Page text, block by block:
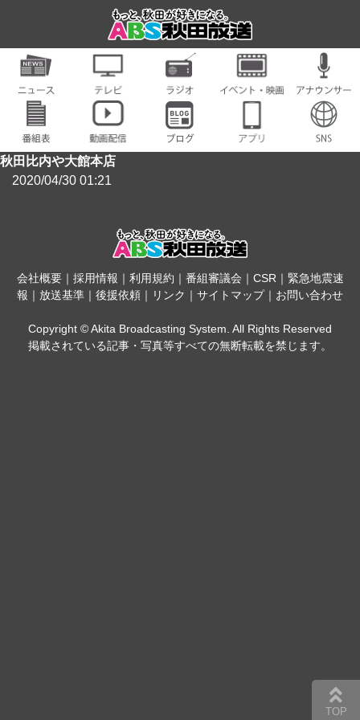
秋田比内や大館本店
2020/04/30 01:21
会社概要｜ 採用情報 ｜ 利用規約 ｜ 番組審議会 ｜ CSR｜ 緊急地震速
報 ｜ 放送基準 ｜ 後援依頼 ｜ リンク ｜ サイトマップ｜ お問い合わせ
Copyright © Akita Broadcasting System. All Rights Reserved
掲載されている記事・写真等すべての無断転載を禁じます。